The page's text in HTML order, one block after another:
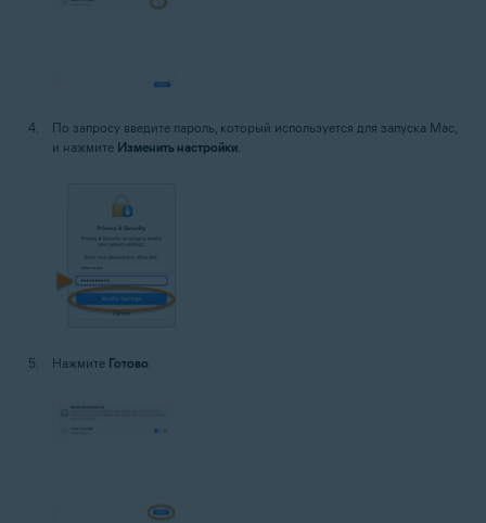
По запросу введите пароль, который используется для запуска Mac,
и нажмите Изменить настройки.
Нажмите Готово.